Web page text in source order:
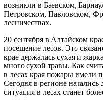
возникли в Баевском,
Петровском, Павловском,
лесничествах.
20 сентября в Алтайском
посещение лесов. Это
крае держалась сухая и
много сухой травы. Как
в лесах края пожары имели
Сегодня в регионе
ситуация в лесах станет